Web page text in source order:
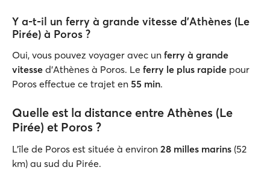
Y a-t-il un ferry à grande vitesse d'Athènes (Le
Pirée) à Poros ?
Oui, vous pouvez voyager avec un ferry à grande
vitesse d’Athènes à Poros. Le ferry le plus rapide pour
Poros effectue ce trajet en 55 min.
Quelle est la distance entre Athènes (Le
Pirée) et Poros ?
L'île de Poros est située à environ 28 milles marins (52
km) au sud du Pirée.